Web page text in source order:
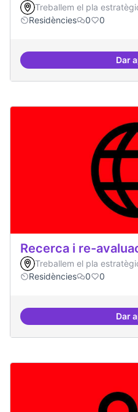
Treballem el pla
Residències
0 0
Dar
Recerca i re-
Treballem el pla
Residències
0 0
Dar